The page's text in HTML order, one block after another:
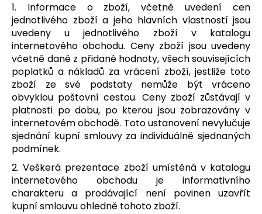
1. Informace o zboží, včetně uvedení cen
jednotlivého zboží a jeho hlavních vlastností jsou
uvedeny u jednotlivého zboží v katalogu
internetového obchodu. Ceny zboží jsou uvedeny
včetně daně z přidané hodnoty, všech souvisejících
poplatků a nákladů za vrácení zboží, jestliže toto
zboží ze své podstaty nemůže být vráceno
obvyklou poštovní cestou. Ceny zboží zůstávají v
platnosti po dobu, po kterou jsou zobrazovány v
internetovém obchodě. Toto ustanovení nevylučuje
sjednání kupní smlouvy za individuálně sjednaných
podmínek.
2. Veškerá prezentace zboží umístěná v katalogu
internetového obchodu je informativního
charakteru a prodávající není povinen uzavřít
kupní smlouvu ohledně tohoto zboží.
e